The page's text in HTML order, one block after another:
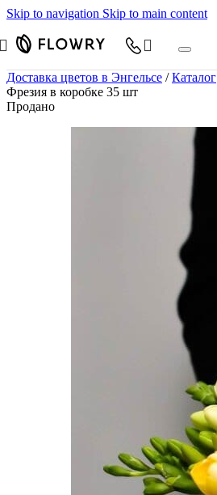
Skip to navigation Skip to main content
Доставка цветов в Энгельсе / Каталог
Фрезия в коробке 35 шт
Продано